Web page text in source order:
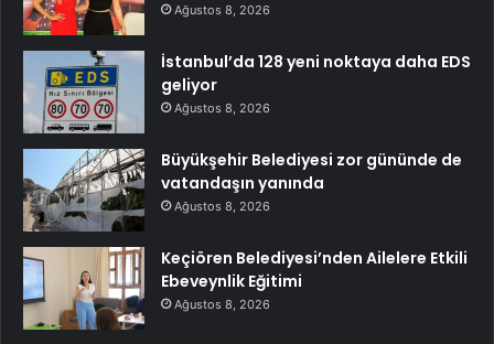
Ağustos 8, 2026
İstanbul’da 128 yeni noktaya daha EDS
geliyor
Ağustos 8, 2026
Büyükşehir Belediyesi zor gününde de
vatandaşın yanında
Ağustos 8, 2026
Keçiören Belediyesi’nden Ailelere Etkili
Ebeveynlik Eğitimi
Ağustos 8, 2026